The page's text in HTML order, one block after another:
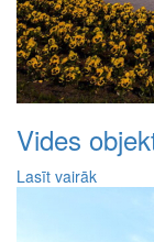
Vides
Lasīt vairāk